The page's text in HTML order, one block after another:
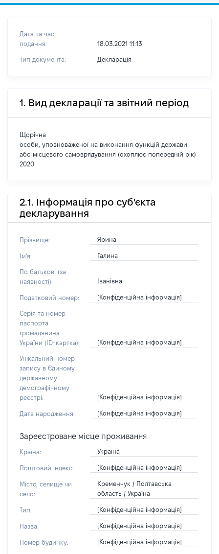
Дата та час
подання:
18.03.2021 11:13
Тип документа: Декларація
1. Вид декларації та звітний період
Щорічна
особи, уповноваженої на виконання функцій держави
або місцевого самоврядування (охоплює попередній рік)
2020
2.1. Інформація про суб'єкта
декларування
Прізвище: Ярина
Ім'я: Галина
По батькові (за
наявності):
Іванівна
Податковий номер: [Конфіденційна інформація]
Серія та номер
паспорта
громадянина
України (ID-картка):
[Конфіденційна інформація]
Унікальний номер
запису в Єдиному
державному
демографічному
реєстрі:
[Конфіденційна інформація]
Дата народження: [Конфіденційна інформація]
Зареєстроване місце проживання
Країна: Україна
Поштовий індекс: [Конфіденційна інформація]
Місто, селище чи
село:
Кременчук / Полтавська
область / Україна
Тип: [Конфіденційна інформація]
Назва: [Конфіденційна інформація]
Номер будинку: [Конфіденційна інформація]